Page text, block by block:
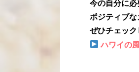
今の自分に
ポジティブな
ぜひチェック
ハワイの